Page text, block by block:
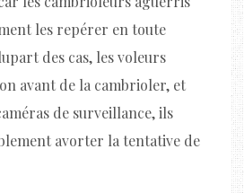
les repérer en toute
des cas, les voleurs
avant de la cambrioler, et
de surveillance, ils
avorter la tentative de